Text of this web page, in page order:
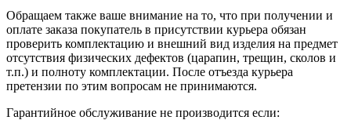
Обращаем также ваше внимание на то, что при получении и
оплате заказа покупатель в присутствии курьера обязан
проверить комплектацию и внешний вид изделия на предмет
отсутствия физических дефектов (царапин, трещин, сколов и
т.п.) и полноту комплектации. После отъезда курьера
претензии по этим вопросам не принимаются.
Гарантийное обслуживание не производится если: